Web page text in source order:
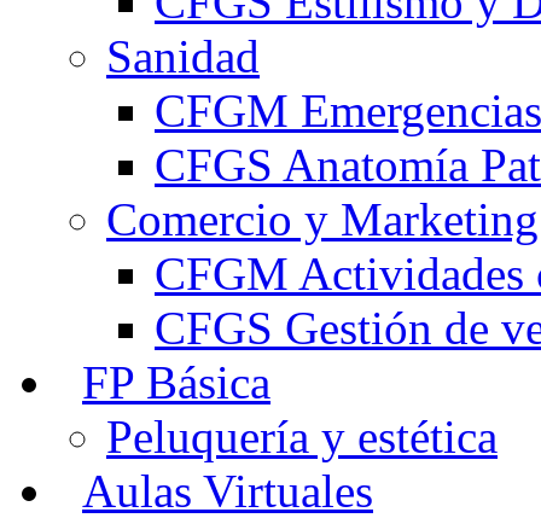
Sanidad
CFGM
CFGS Anatomía
Comercio y Marketing
CFGM Actividades
CFGS Gestión de
FP Básica
Peluquería y estética
Aulas Virtuales